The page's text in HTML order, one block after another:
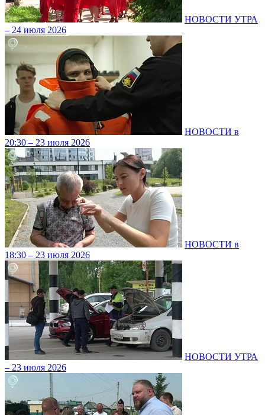
НОВОСТИ УТРА
– 24 июля 2026
НОВОСТИ в
20:30 – 23 июля 2026
НОВОСТИ в
18:30 – 23 июля 2026
НОВОСТИ УТРА
– 23 июля 2026